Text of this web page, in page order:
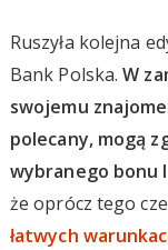
Ruszyła kolejna
Bank Polska.W
swojemu
polecany, mogą
wybranego bonu
że oprócz tego
łatwych